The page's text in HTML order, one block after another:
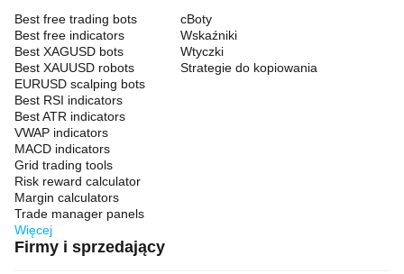
Best free trading bots
Best free indicators
Best XAGUSD bots
Best XAUUSD robots
EURUSD scalping bots
Best RSI indicators
Best ATR indicators
VWAP indicators
MACD indicators
Grid trading tools
Risk reward calculator
Margin calculators
Trade manager panels
Więcej
cBoty
Wskaźniki
Wtyczki
Strategie do kopiowania
Firmy i sprzedający